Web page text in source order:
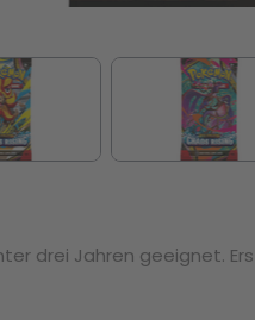
drei Jahren geeignet.